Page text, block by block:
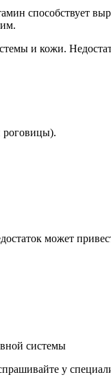
способствует
и кожи.
роговицы).
может
системы
у